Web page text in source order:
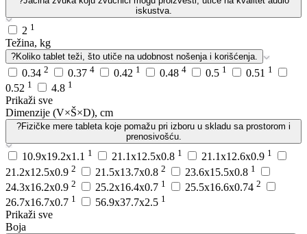
iskustva.
2 1
Težina, kg
?Koliko tablet teži, što utiče na udobnost nošenja i korišćenja.
0.34 2 0.37 4 0.42 1 0.48 4 0.5 1 0.51 1
0.52 1 4.8 1
Prikaži sve
Dimenzije (V×Š×D), cm
?Fizičke mere tableta koje pomažu pri izboru u skladu sa prostorom i
prenosivošću.
10.9x19.2x1.1 1 21.1x12.5x0.8 1 21.1x12.6x0.9 1
21.2x12.5x0.9 2 21.5x13.7x0.8 2 23.6x15.5x0.8 1
24.3x16.2x0.9 2 25.2x16.4x0.7 1 25.5x16.6x0.74 2
26.7x16.7x0.7 1 56.9x37.7x2.5 1
Prikaži sve
Boja